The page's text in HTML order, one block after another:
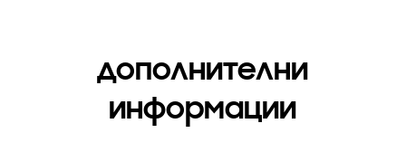
дополнителни
информации